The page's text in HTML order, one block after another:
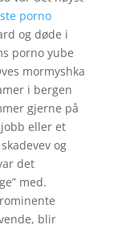
porno
og døde i
porno yube
mormyshka
i bergen
gjerne på
eller et
og
det
med.
blir